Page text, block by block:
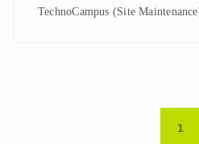
TechnoCampus (Site
1